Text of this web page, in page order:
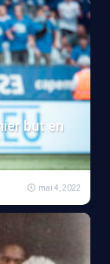
but en
mai 4, 2022